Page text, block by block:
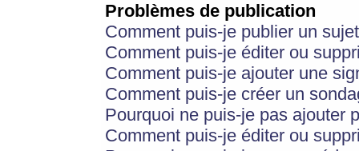
Problèmes de publication
Comment puis-je publier un
Comment puis-je éditer ou
Comment puis-je ajouter une
Comment puis-je créer un
Pourquoi ne puis-je pas ajouter
Comment puis-je éditer ou